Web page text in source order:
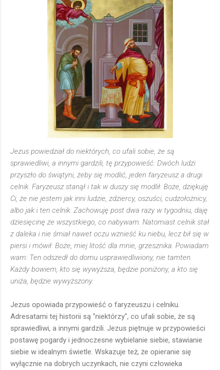
Jezus powiedział do niektórych, co ufali sobie, że są
sprawiedliwi, a innymi gardzili, tę przypowieść: Dwóch ludzi
przyszło do świątyni, żeby się modlić, jeden faryzeusz a drugi
celnik. Faryzeusz stanął i tak w duszy się modlił: Boże, dziękuję
Ci, że nie jestem jak inni ludzie, zdziercy, oszuści, cudzołożnicy,
albo jak i ten celnik. Zachowuję post dwa razy w tygodniu, daję
dziesięcinę ze wszystkiego, co nabywam. Natomiast celnik stał
z daleka i nie śmiał nawet oczu wznieść ku niebu, lecz bił się w
piersi i mówił: Boże, miej litość dla mnie, grzesznika. Powiadam
wam: Ten odszedł do domu usprawiedliwiony, nie tamten.
Każdy bowiem, kto się wywyższa, będzie poniżony, a kto się
uniża, będzie wywyższony.
Jezus opowiada przypowieść o faryzeuszu i celniku.
Adresatami tej historii są "niektórzy", co ufali sobie, że są
sprawiedliwi, a innymi gardzili. Jezus piętnuje w przypowieści
postawę pogardy i jednoczesne wybielanie siebie, stawianie
siebie w idealnym świetle. Wskazuje też, że opieranie się
wyłącznie na dobrych uczynkach, nie czyni człowieka